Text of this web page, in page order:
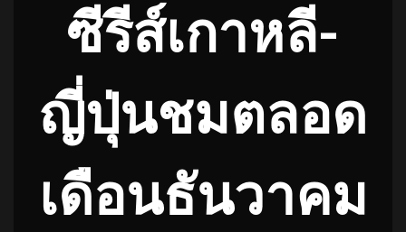
ซีรีส์เกาหลี-
ญี่ปุ่นชมตลอด
เดือนธันวาคม